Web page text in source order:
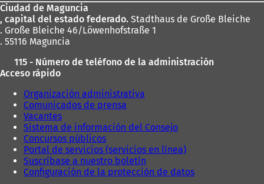
pies
Ciudad de Maguncia
, capital del estado federado. Stadthaus de Große Bleiche
. Große Bleiche 46/Löwenhofstraße 1
. 55116 Maguncia
115 - Número de teléfono de la administración
Acceso rápido
Organización administrativa
Comunicados de prensa
Vacantes
Sistema de información del Consejo
Concursos públicos
Portal de servicios (servicios en línea)
Suscríbase a nuestro boletín
Configuración de la protección de datos